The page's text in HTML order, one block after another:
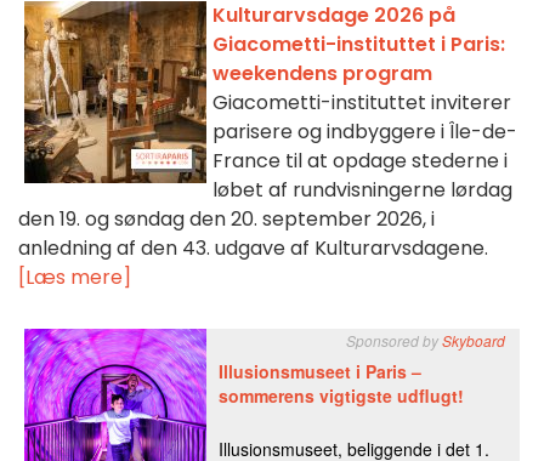
Kulturarvsdage 2026 på
Giacometti-instituttet i Paris:
weekendens program
Giacometti-instituttet inviterer
parisere og indbyggere i Île-de-
France til at opdage stederne i
løbet af rundvisningerne lørdag
den 19. og søndag den 20. september 2026, i
anledning af den 43. udgave af Kulturarvsdagene.
[Læs mere]